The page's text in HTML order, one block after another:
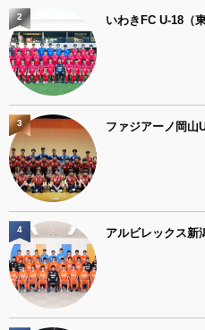
いわきFC U-18（
2
ファジアーノ岡山
3
アルビレックス新
4